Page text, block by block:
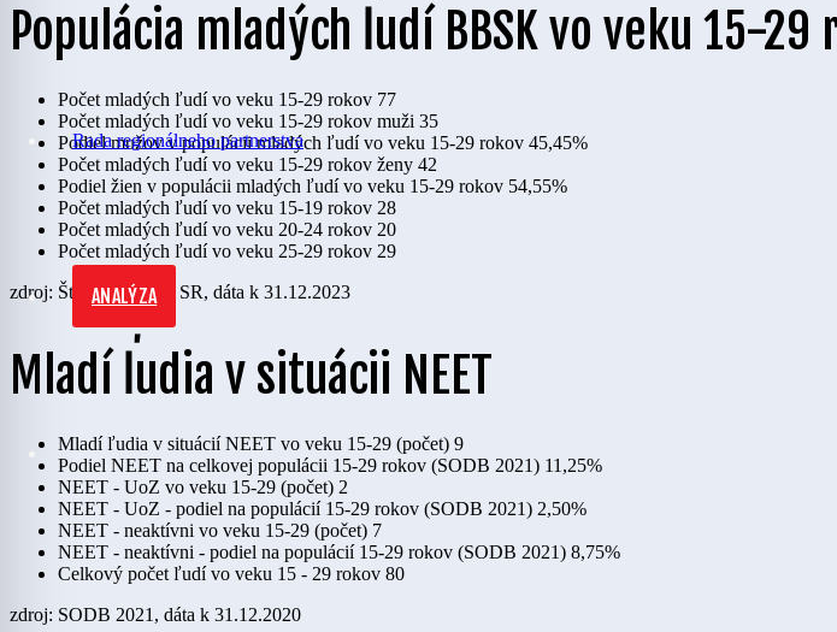
Rada regionálneho partnerstva
ANALÝZA
Populácia mladých ľudí BBSK vo veku 15-29
Počet mladých ľudí vo veku 15-29 rokov 77
Počet mladých ľudí vo veku 15-29 rokov muži 35
Podiel mužov v populácii mladých ľudí vo veku 15-29 rokov 45,45%
Počet mladých ľudí vo veku 15-29 rokov ženy 42
Podiel žien v populácii mladých ľudí vo veku 15-29 rokov 54,55%
Počet mladých ľudí vo veku 15-19 rokov 28
Počet mladých ľudí vo veku 20-24 rokov 20
Počet mladých ľudí vo veku 25-29 rokov 29
zdroj: Štatistický úrad SR, dáta k 31.12.2023
Mladí ľudia v situácii NEET
Mladí ľudia v situácií NEET vo veku 15-29 (počet) 9
Podiel NEET na celkovej populácii 15-29 rokov (SODB 2021) 11,25%
NEET - UoZ vo veku 15-29 (počet) 2
NEET - UoZ - podiel na populácií 15-29 rokov (SODB 2021) 2,50%
NEET - neaktívni vo veku 15-29 (počet) 7
NEET - neaktívni - podiel na populácií 15-29 rokov (SODB 2021) 8,75%
Celkový počet ľudí vo veku 15 - 29 rokov 80
zdroj: SODB 2021, dáta k 31.12.2020